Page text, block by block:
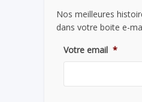
Nos meilleures
dans votre boite e-
Votre email *